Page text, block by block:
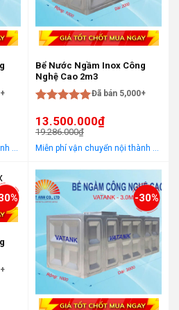
Miễn phí vận chuyển nội thành Hà Nội Áp dụng cho khách hàng gọi điện, đến trực tiếp hoặc chat! Tặng gói khảo sát, tư vấn, lắp ráp miễn phí trong khu vực nội thành Hà Nội
Bể Nước Ngầm Inox Công
Nghệ Cao 2m3
hạng55
sao
Đã bán 5,000+
19.286.000₫
Giá
gốc
19.286.000₫.
13.500.000₫
Giá
hiện
là:
13.500.000₫.
Miễn phí vận chuyển nội thành Hà Nội Áp dụng cho khách hàng gọi điện, đến trực tiếp hoặc chat! Tặng gói khảo sát, tư vấn, lắp ráp miễn phí trong khu vực nội thành Hà Nội
-30%